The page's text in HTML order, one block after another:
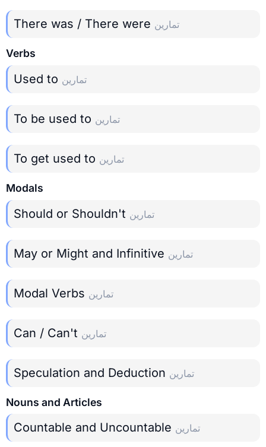
There was / There were تمارين
Verbs
Used to تمارين
To be used to تمارين
To get used to تمارين
Modals
Should or Shouldn't تمارين
May or Might and Infinitive تمارين
Modal Verbs تمارين
Can / Can't تمارين
Speculation and Deduction تمارين
Nouns and Articles
Countable and Uncountable تمارين